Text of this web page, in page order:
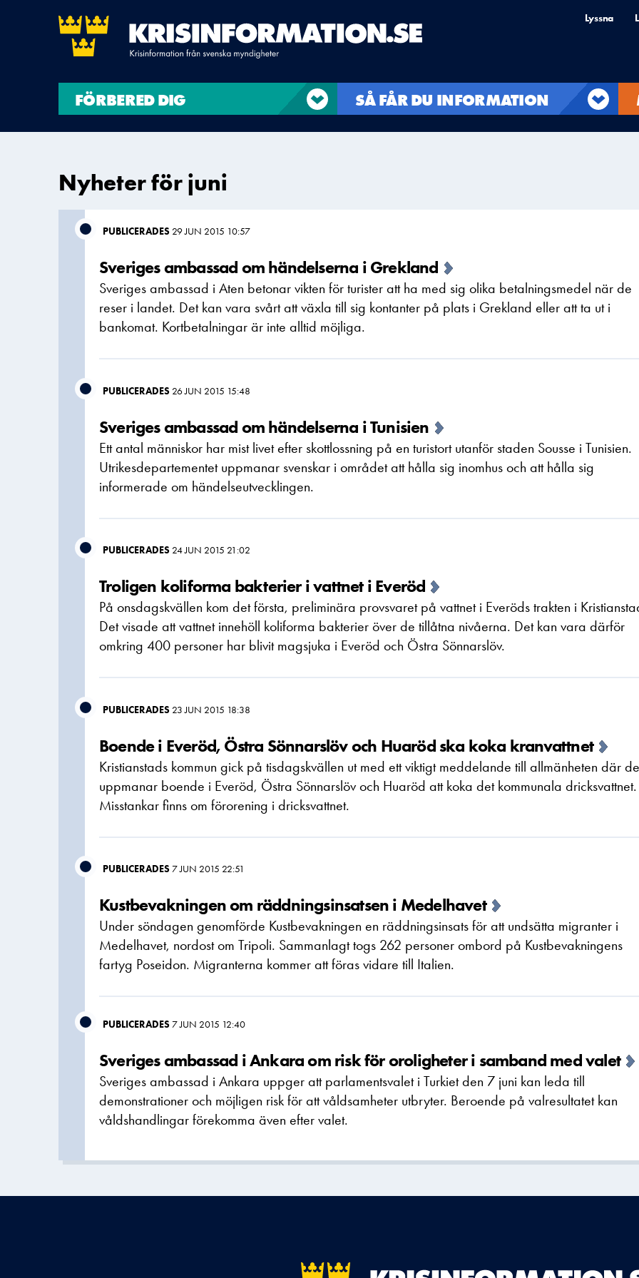
Lyssna
FÖRBERED DIG SÅ FÅR DU INFORMATION
Nyheter för juni
PUBLICERADES 29 JUN 2015 10:57
Sveriges ambassad om händelserna i Grekland
Sveriges ambassad i Aten betonar vikten för turister att ha med sig olika betalningsmedel när de
reser i landet. Det kan vara svårt att växla till sig kontanter på plats i Grekland eller att ta ut i
bankomat. Kortbetalningar är inte alltid möjliga.
PUBLICERADES 26 JUN 2015 15:48
Sveriges ambassad om händelserna i Tunisien
Ett antal människor har mist livet efter skottlossning på en turistort utanför staden Sousse i Tunisien.
Utrikesdepartementet uppmanar svenskar i området att hålla sig inomhus och att hålla sig
informerade om händelseutvecklingen.
PUBLICERADES 24 JUN 2015 21:02
Troligen koliforma bakterier i vattnet i Everöd
På onsdagskvällen kom det första, preliminära provsvaret på vattnet i Everöds trakten i
Det visade att vattnet innehöll koliforma bakterier över de tillåtna nivåerna. Det kan vara därför
omkring 400 personer har blivit magsjuka i Everöd och Östra Sönnarslöv.
PUBLICERADES 23 JUN 2015 18:38
Boende i Everöd, Östra Sönnarslöv och Huaröd ska koka kranvattnet
Kristianstads kommun gick på tisdagskvällen ut med ett viktigt meddelande till allmänheten där de
uppmanar boende i Everöd, Östra Sönnarslöv och Huaröd att koka det kommunala dricksvattnet.
Misstankar finns om förorening i dricksvattnet.
PUBLICERADES 7 JUN 2015 22:51
Kustbevakningen om räddningsinsatsen i Medelhavet
Under söndagen genomförde Kustbevakningen en räddningsinsats för att undsätta migranter i
Medelhavet, nordost om Tripoli. Sammanlagt togs 262 personer ombord på Kustbevakningens
fartyg Poseidon. Migranterna kommer att föras vidare till Italien.
PUBLICERADES 7 JUN 2015 12:40
Sveriges ambassad i Ankara om risk för oroligheter i samband med valet
Sveriges ambassad i Ankara uppger att parlamentsvalet i Turkiet den 7 juni kan leda till
demonstrationer och möjligen risk för att våldsamheter utbryter. Beroende på valresultatet kan
våldshandlingar förekomma även efter valet.